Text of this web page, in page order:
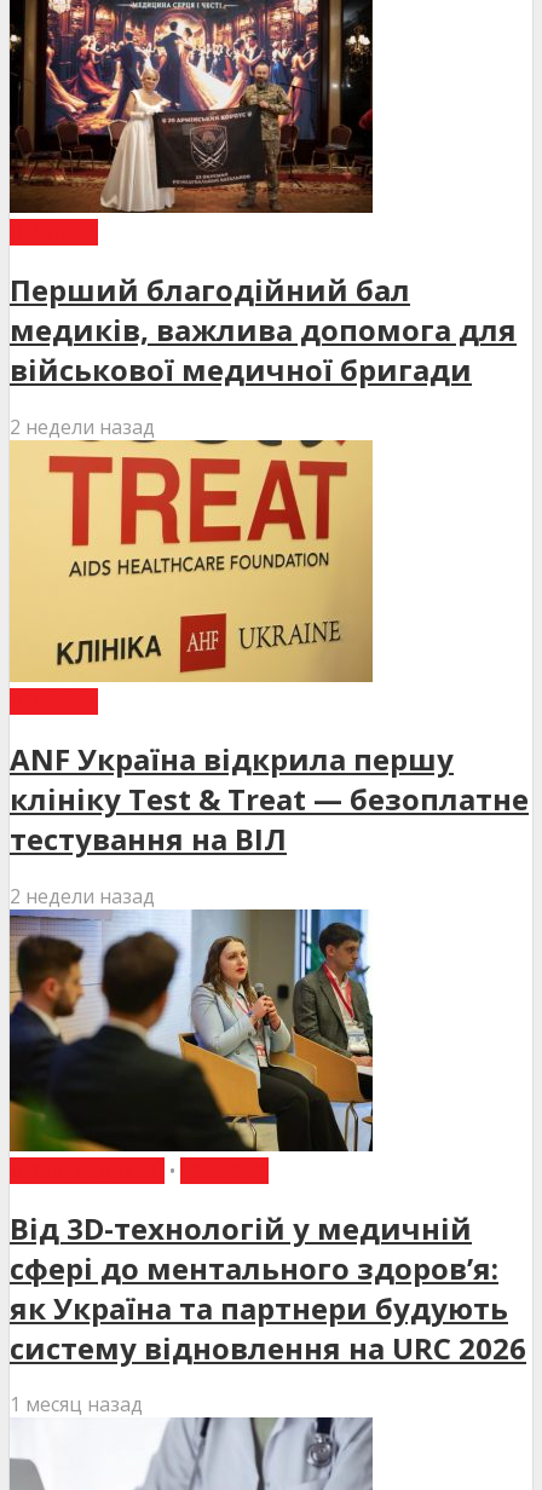
Перший благодійний бал
медиків, важлива допомога для
військової медичної бригади
2 недели назад
ANF Україна відкрила першу
клініку Test & Treat — безоплатне
тестування на ВІЛ
2 недели назад
•
Від 3D-технологій у медичній
сфері до ментального здоров’я:
як Україна та партнери будують
систему відновлення на URC 2026
1 месяц назад